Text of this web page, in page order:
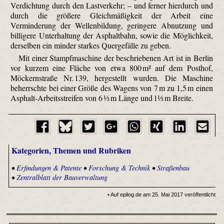
Verdichtung durch den Lastverkehr; – und ferner hierdurch und
durch die größere Gleichmäßigkeit der Arbeit eine
Verminderung der Wellenbildung, geringere Abnutzung und
billigere Unterhaltung der Asphaltbahn, sowie die Möglichkeit,
derselben ein minder starkes Quergefälle zu geben.
Mit einer Stampf­maschine der beschriebenen Art ist in Berlin
vor kurzem eine Fläche von etwa 800 m² auf dem Posthof,
Möckern­straße Nr. 139, hergestellt wurden. Die Maschine
beherrschte bei einer Größe des Wagens von 7 m zu 1,5 m einen
Asphalt-Arbeitsstreifen von 6 ⅓ m Länge und l ⅓ m Breite.
Kategorien, Themen und Rubriken
•Erfindungen & Patente•Forschung & Technik•Straßenbau
•Zentralblatt der Bauverwaltung
• Auf epilog.de am 25. Mai 2017 veröffentlicht